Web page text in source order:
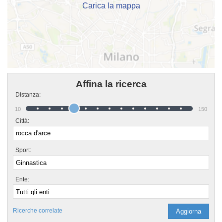
Carica la mappa
Affina la ricerca
Distanza:
10 150
Città:
Sport:
Ente:
Ricerche correlate